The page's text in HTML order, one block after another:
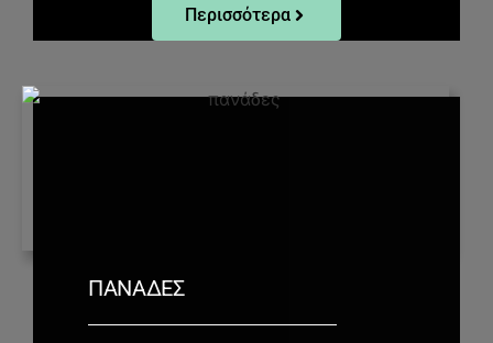
Περισσότερα
ΠΑΝΆΔΕΣ